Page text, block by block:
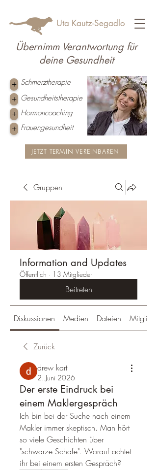
Uta Kautz-Segadlo
Übernimm Verantwortung für
deine Gesundheit
+
+
+
+
Schmerztherapie
Gesundheitstherapie
Hormoncoaching
Frauengesundheit
JETZT TERMIN VEREINBAREN
Gruppen
Information and Updates
Öffentlich · 13 Mitglieder
Beitreten
Diskussionen Medien Dateien Mitglieder
Zurück
drew kart
2. Juni 2026
Der erste Eindruck bei
einem Maklergespräch
Ich bin bei der Suche nach einem
Makler immer skeptisch. Man hört
so viele Geschichten über
"schwarze Schafe". Worauf achtet
ihr bei einem ersten Gespräch?